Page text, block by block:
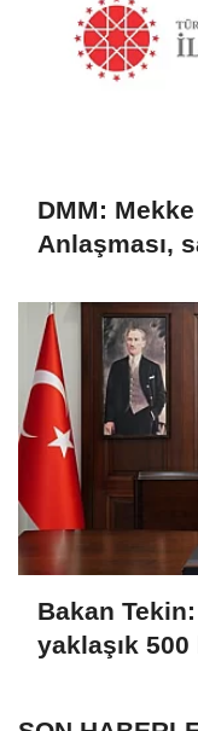
DMM:
Anlaşması,
Bakan
yaklaşık